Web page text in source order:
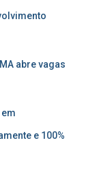
abre vagas
e 100%